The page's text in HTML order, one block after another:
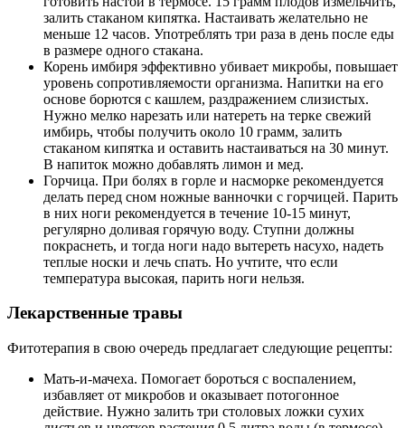
залить стаканом кипятка. Настаивать желательно не
меньше 12 часов. Употреблять три раза в день после еды
в размере одного стакана.
Корень имбиря эффективно убивает микробы, повышает
уровень сопротивляемости организма. Напитки на его
основе борются с кашлем, раздражением слизистых.
Нужно мелко нарезать или натереть на терке свежий
имбирь, чтобы получить около 10 грамм, залить
стаканом кипятка и оставить настаиваться на 30 минут.
В напиток можно добавлять лимон и мед.
Горчица. При болях в горле и насморке рекомендуется
делать перед сном ножные ванночки с горчицей. Парить
в них ноги рекомендуется в течение 10-15 минут,
регулярно доливая горячую воду. Ступни должны
покраснеть, и тогда ноги надо вытереть насухо, надеть
теплые носки и лечь спать. Но учтите, что если
температура высокая, парить ноги нельзя.
Лекарственные травы
Фитотерапия в свою очередь предлагает следующие рецепты:
Мать-и-мачеха. Помогает бороться с воспалением,
избавляет от микробов и оказывает потогонное
действие. Нужно залить три столовых ложки сухих